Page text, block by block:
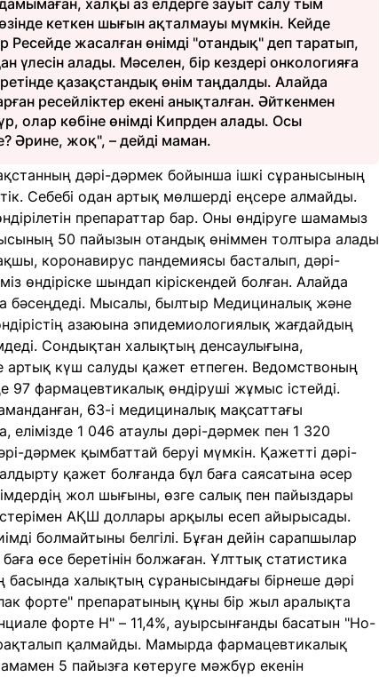
халқы аз елдерге зауыт салу тым
кеткен шығын ақталмауы мүмкін. Кейде
жасалған өнімді "отандық" деп таратып,
үлесін алады. Мәселен, бір кездері онкологияға
қазақстандық өнім таңдалды. Алайда
ресейліктер екені анықталған. Әйткенмен
олар көбіне өнімді Кипрден алады. Осы
Әрине, жоқ", – дейді маман.
дәрі-дәрмек бойынша ішкі сұранысының
Себебі одан артық мөлшерді еңсере алмайды.
препараттар бар. Оны өндіруге шамамыз
50 пайызын отандық өніммен толтыра алады
коронавирус пандемиясы басталып, дәрі-
өндіріске шындап кіріскендей болған. Алайда
бәсеңдеді. Мысалы, былтыр Медициналық және
азаюына эпидемиологиялық жағдайдың
Сондықтан халықтың денсаулығына,
артық күш салуды қажет етпеген. Ведомствоның
97 фармацевтикалық өндіруші жұмыс істейді.
63-і медициналық мақсаттағы
1 046 атаулы дәрі-дәрмек пен 1 320
дәрмек қымбаттай беруі мүмкін. Қажетті дәрі-
қажет болғанда бұл баға саясатына әсер
жол шығыны, өзге салық пен пайыздары
АҚШ доллары арқылы есеп айырысады.
болмайтыны белгілі. Бұған дейін сарапшылар
өсе беретінін болжаған. Ұлттық статистика
халықтың сұранысындағы бірнеше дәрі
форте" препаратының құны бір жыл аралықта
форте Н" – 11,4%, ауырсынғанды басатын "Но-
қалмайды. Мамырда фармацевтикалық
5 пайызға көтеруге мәжбүр екенін